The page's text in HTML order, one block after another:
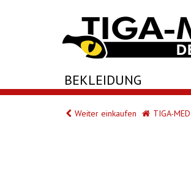
BEKLEIDUNG
Weiter einkaufen TIGA-MED